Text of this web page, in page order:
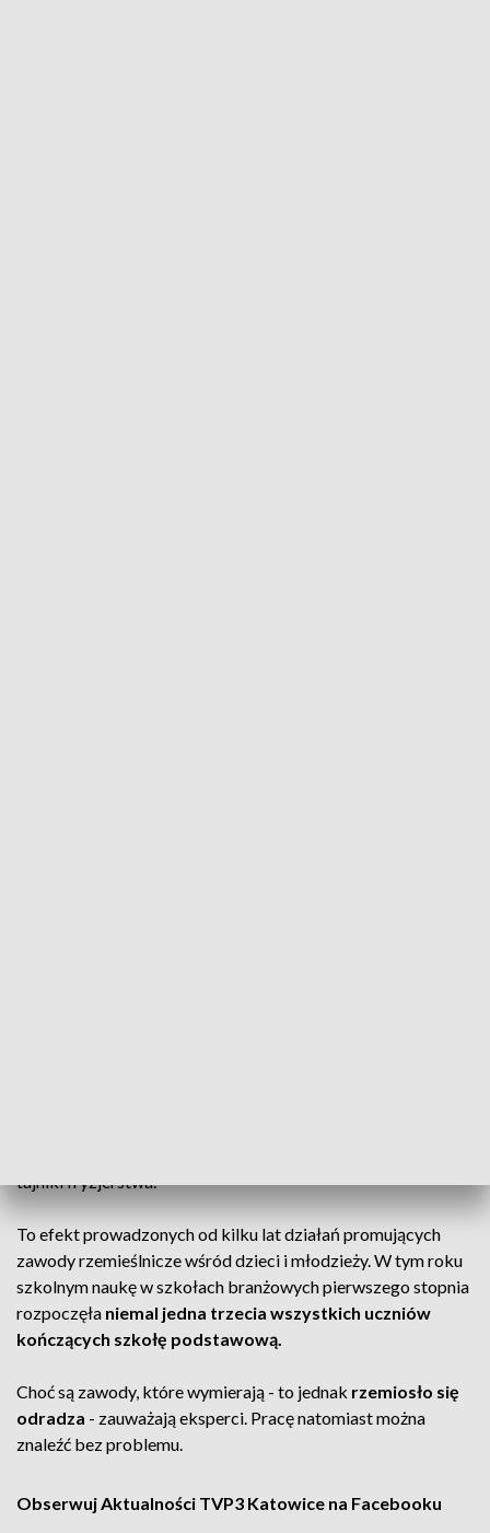
tajniki fryzjerstwa.
To efekt prowadzonych od kilku lat działań promujących
zawody rzemieślnicze wśród dzieci i młodzieży. W tym roku
szkolnym naukę w szkołach branżowych pierwszego stopnia
rozpoczęła niemal jedna trzecia wszystkich uczniów
kończących szkołę podstawową.
Choć są zawody, które wymierają - to jednak rzemiosło się
odradza - zauważają eksperci. Pracę natomiast można
znaleźć bez problemu.
Obserwuj Aktualności TVP3 Katowice na Facebooku